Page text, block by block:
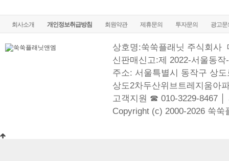
회사소개 개인정보취급방침 회원약관 제휴문의 투자문의 광고문
상호명:쑥쑥플래닛 주식회사
신판매신고:제 2022-서울동작
주소: 서울특별시 동작구 상
상도2차두산위브트레지움아
고객지원 ☎ 010-3229-8467 │
Copyright (c) 2000-2026 쑥